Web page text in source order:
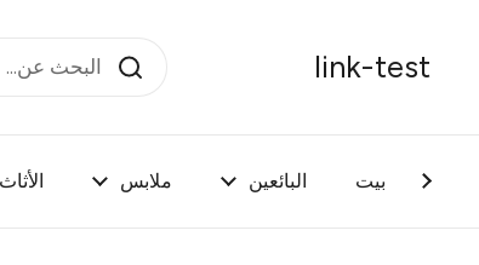
link-test
بيت البائعين ملابس